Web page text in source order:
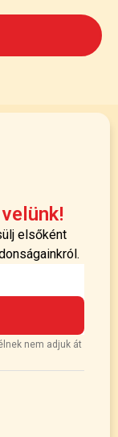
elsőként
nem adjuk át